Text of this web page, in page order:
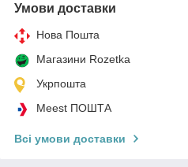
Умови доставки
Нова Пошта
Магазини Rozetka
Укрпошта
Meest ПОШТА
Всі умови доставки